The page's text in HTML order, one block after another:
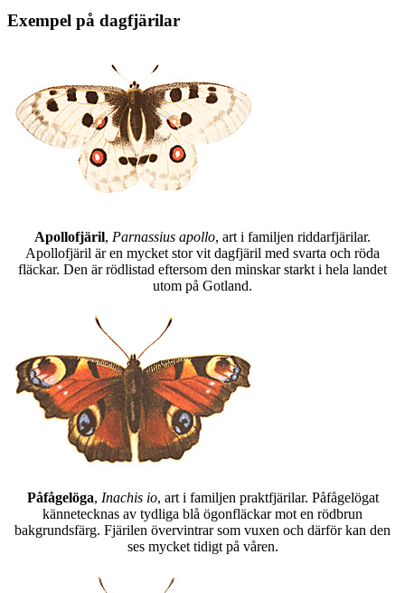
Exempel på dagfjärilar
Apollofjäril, Parnassius apollo, art i familjen riddarfjärilar.
Apollofjäril är en mycket stor vit dagfjäril med svarta och röda
fläckar. Den är rödlistad eftersom den minskar starkt i hela landet
utom på Gotland.
Påfågelöga, Inachis io, art i familjen praktfjärilar. Påfågelögat
kännetecknas av tydliga blå ögonfläckar mot en rödbrun
bakgrundsfärg. Fjärilen övervintrar som vuxen och därför kan den
ses mycket tidigt på våren.